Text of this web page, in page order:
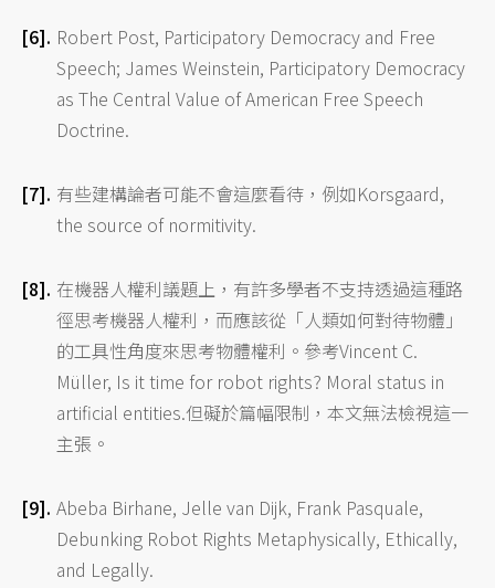
Robert Post, Participatory Democracy and Free
Speech; James Weinstein, Participatory Democracy
as The Central Value of American Free Speech
Doctrine.
有些建構論者可能不會這麼看待，例如Korsgaard,
the source of normitivity.
在機器人權利議題上，有許多學者不支持透過這種路
徑思考機器人權利，而應該從「人類如何對待物體」
的工具性角度來思考物體權利。參考Vincent C.
Müller, Is it time for robot rights? Moral status in
artificial entities.但礙於篇幅限制，本文無法檢視這一
主張。
Abeba Birhane, Jelle van Dijk, Frank Pasquale,
Debunking Robot Rights Metaphysically, Ethically,
and Legally.